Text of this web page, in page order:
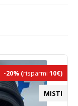
MISTI
-20% (risparmi 10€)